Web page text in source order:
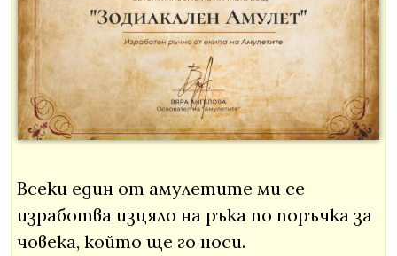
Всеки един от амулетите ми се
изработва изцяло на ръка по поръчка за
човека, който ще го носи.